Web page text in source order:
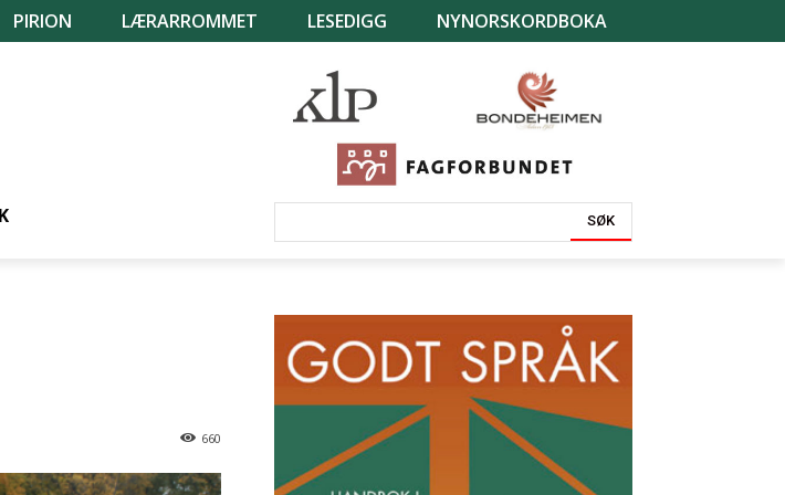
PIRION LÆRARROMMET LESEDIGG NYNORSKORDBOKA
SØK
660